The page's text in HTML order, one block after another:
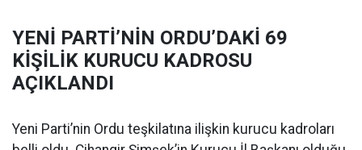
YENİ PARTİ’NİN ORDU’DAKİ 69
KİŞİLİK KURUCU KADROSU
AÇIKLANDI
Yeni Parti’nin Ordu teşkilatına ilişkin kurucu kadroları